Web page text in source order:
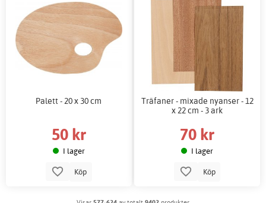
Palett - 20 x 30 cm
50 kr
I lager
Köp
Träfaner - mixade nyanser - 12
x 22 cm - 3 ark
70 kr
I lager
Köp